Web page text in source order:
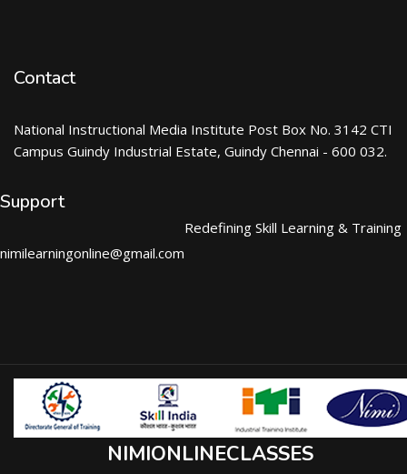
Contact
National Instructional Media Institute Post Box No. 3142 CTI
Campus Guindy Industrial Estate, Guindy Chennai - 600 032.
Support
nimilearningonline@gmail.com
Redefining Skill Learning & Training
NIMIONLINECLASSES